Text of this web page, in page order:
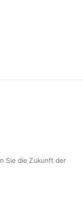
Sie die Zukunft der